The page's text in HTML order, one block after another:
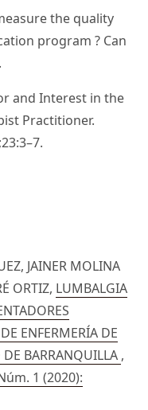
the quality
program ? Can
and Interest in the
Practitioner.
JAINER MOLINA
ORTIZ, LUMBALGIA
ENFERMERÍA DE
BARRANQUILLA ,
1 (2020):